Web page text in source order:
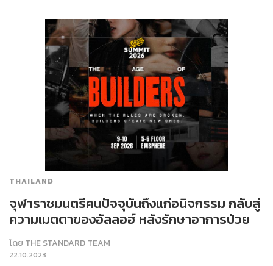
THAILAND
จุฬาราชมนตรีคนปัจจุบันถึงแก่อนิจกรรม กลับสู่
ความเมตตาของอัลลอฮ์ หลังรักษาอาการป่วย
โดย THE STANDARD TEAM
22.10.2023